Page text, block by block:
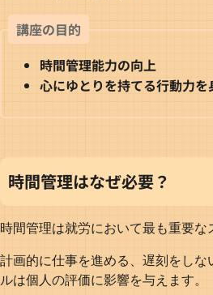
講座の目的
時間管理能力の向上
心にゆとりを持てる行動力を
時間管理はなぜ必要？
時間管理は就労において最も重要な
計画的に仕事を進める、遅刻をし
ルは個人の評価に影響を与えます。